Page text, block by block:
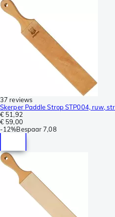
37 reviews
Skerper Paddle Strop STP004, ruw,
€ 51,92
€ 59,00
-12%Bespaar 7,08